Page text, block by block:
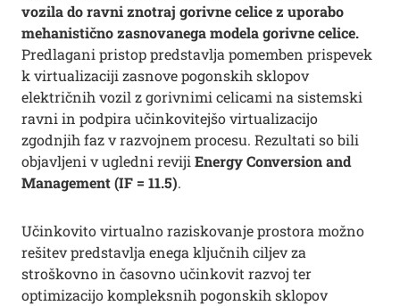
vozila do ravni znotraj gorivne celice z uporabo
mehanistično zasnovanega modela gorivne celice.
Predlagani pristop predstavlja pomemben prispevek
k virtualizaciji zasnove pogonskih sklopov
električnih vozil z gorivnimi celicami na sistemski
ravni in podpira učinkovitejšo virtualizacijo
zgodnjih faz v razvojnem procesu. Rezultati so bili
objavljeni v ugledni reviji Energy Conversion and
Management (IF = 11.5).
Učinkovito virtualno raziskovanje prostora možno
rešitev predstavlja enega ključnih ciljev za
stroškovno in časovno učinkovit razvoj ter
optimizacijo kompleksnih pogonskih sklopov